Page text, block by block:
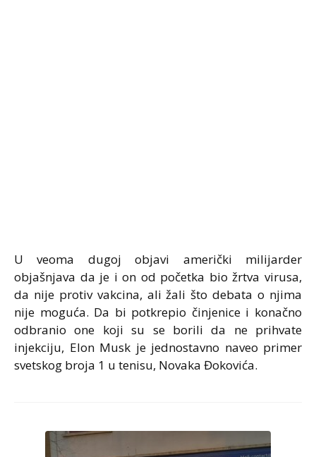
U veoma dugoj objavi američki milijarder
objašnjava da je i on od početka bio žrtva virusa,
da nije protiv vakcina, ali žali što debata o njima
nije moguća. Da bi potkrepio činjenice i konačno
odbranio one koji su se borili da ne prihvate
injekciju, Elon Musk je jednostavno naveo primer
svetskog broja 1 u tenisu, Novaka Đokovića.